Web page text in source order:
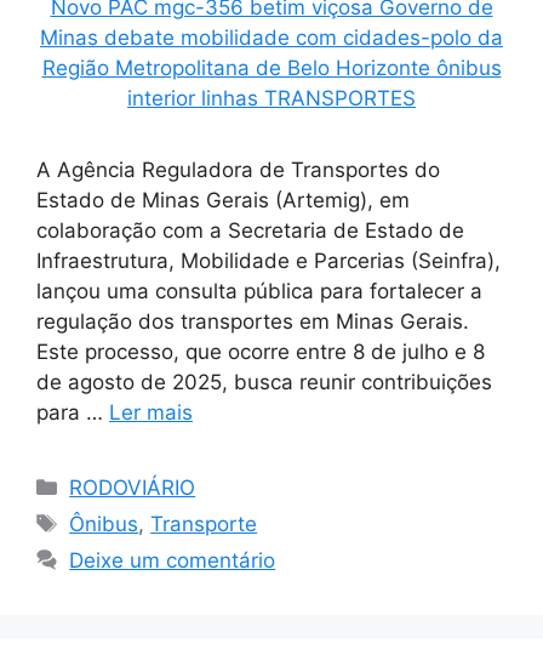
A Agência Reguladora de Transportes do
Estado de Minas Gerais (Artemig), em
colaboração com a Secretaria de Estado de
Infraestrutura, Mobilidade e Parcerias (Seinfra),
lançou uma consulta pública para fortalecer a
regulação dos transportes em Minas Gerais.
Este processo, que ocorre entre 8 de julho e 8
de agosto de 2025, busca reunir contribuições
para … Ler mais
Categorias
RODOVIÁRIO
Tags
Ônibus,Transporte
Deixe um comentário